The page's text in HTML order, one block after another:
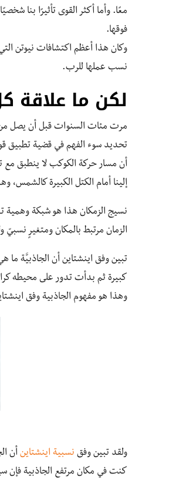
معًا. وأما أكثر القوى تأثيرًا بنا
فوقها.
وكان هذا أعظم اكتشافات نيوتن
نسب عملها للرب.
لكن ما علاقة
مرت مئات السنوات قبل أن يصل من
تحديد سوء الفهم في قضية تطبيق
أن مسار حركة الكوكب لا ينطبق مع
إلينا أمام الكتل الكبيرة كالشمس،
نسيج الزمكان هذا هو شبكة وهمية
الزمان مرتبط بالمكان ومتغيرٍ
تبين وفق اينشتاين أن الجاذبيَّة
كبيرة ثم بدأت تدور على محيطه
وهذا هو مفهوم الجاذبية وفق
ولقد تبين وفق نسبية اينشتاين أن
كنت في مكان مرتفع الجاذبية فإن